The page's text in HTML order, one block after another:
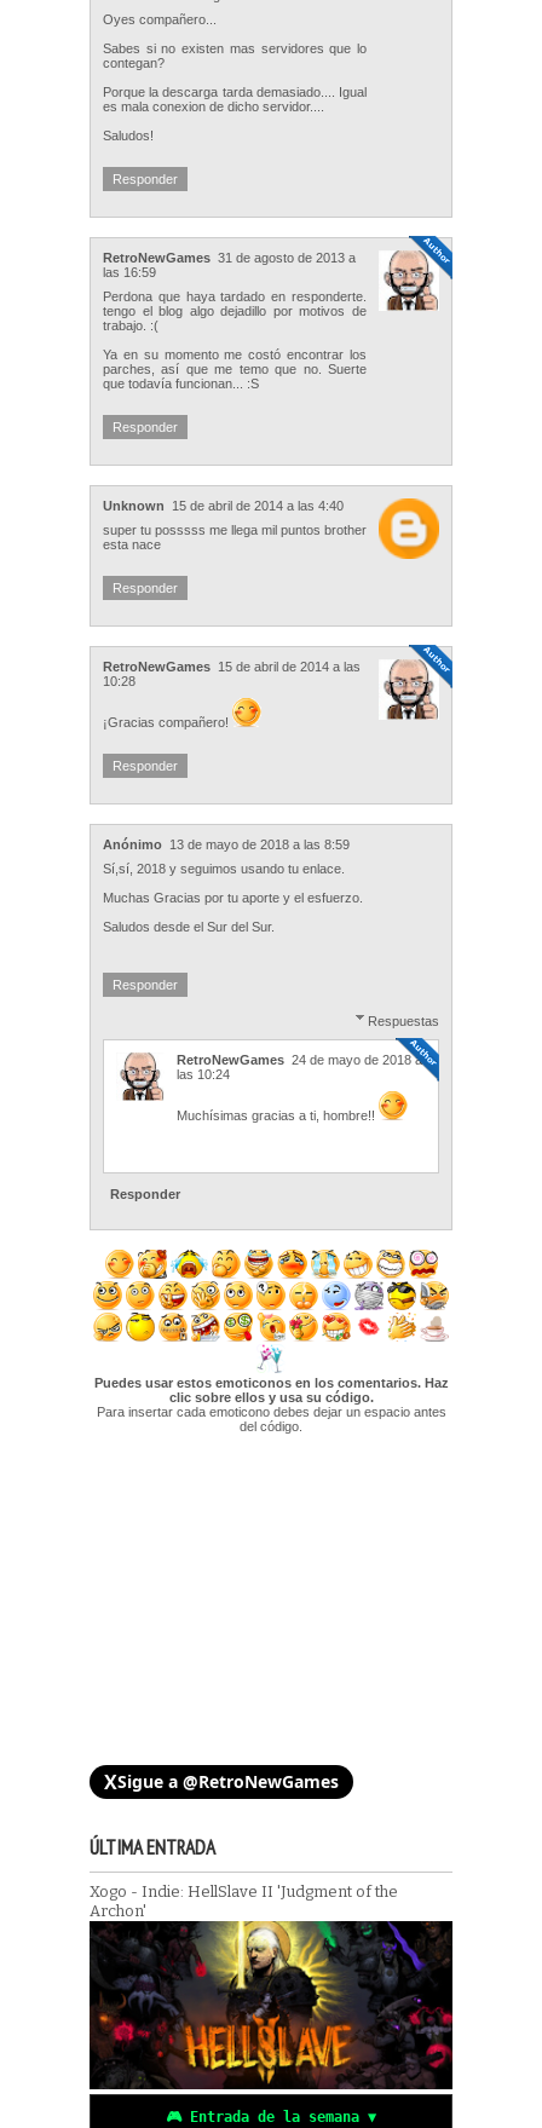
Oyes compañero...
Sabes si no existen mas servidores que lo
contegan?
Porque la descarga tarda demasiado.... Igual
es mala conexion de dicho servidor....
Saludos!
Responder
RetroNewGames 31 de agosto de 2013 a
las 16:59
Perdona que haya tardado en responderte.
tengo el blog algo dejadillo por motivos de
trabajo. :(
Ya en su momento me costó encontrar los
parches, así que me temo que no. Suerte
que todavía funcionan... :S
Responder
Unknown
15 de abril de 2014 a las 4:40
super tu posssss me llega mil puntos brother
esta nace
Responder
RetroNewGames 15 de abril de 2014 a las
10:28
¡Gracias compañero!
Responder
Anónimo 13 de mayo de 2018 a las 8:59
Sí,sí, 2018 y seguimos usando tu enlace.
Muchas Gracias por tu aporte y el esfuerzo.
Saludos desde el Sur del Sur.
Responder
Respuestas
RetroNewGames 24 de mayo de 2018 a
las 10:24
Muchísimas gracias a ti, hombre!!
Responder
Puedes usar estos emoticonos en los comentarios. Haz
clic sobre ellos y usa su código.
Para insertar cada emoticono debes dejar un espacio antes
del código.
XSigue a @RetroNewGames
ÚLTIMA ENTRADA
Xogo - Indie: HellSlave II 'Judgment of the
Archon'
🎮 Entrada de la semana ▼